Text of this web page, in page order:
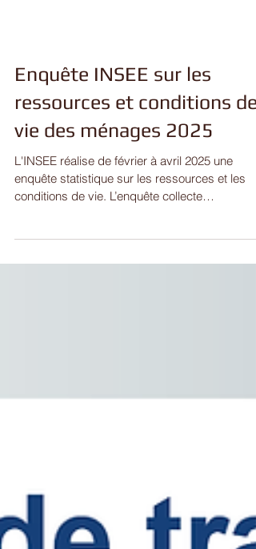
Enquête INSEE sur les
ressources et conditions de
vie des ménages 2025
L'INSEE réalise de février à avril 2025 une
enquête statistique sur les ressources et les
notamment...